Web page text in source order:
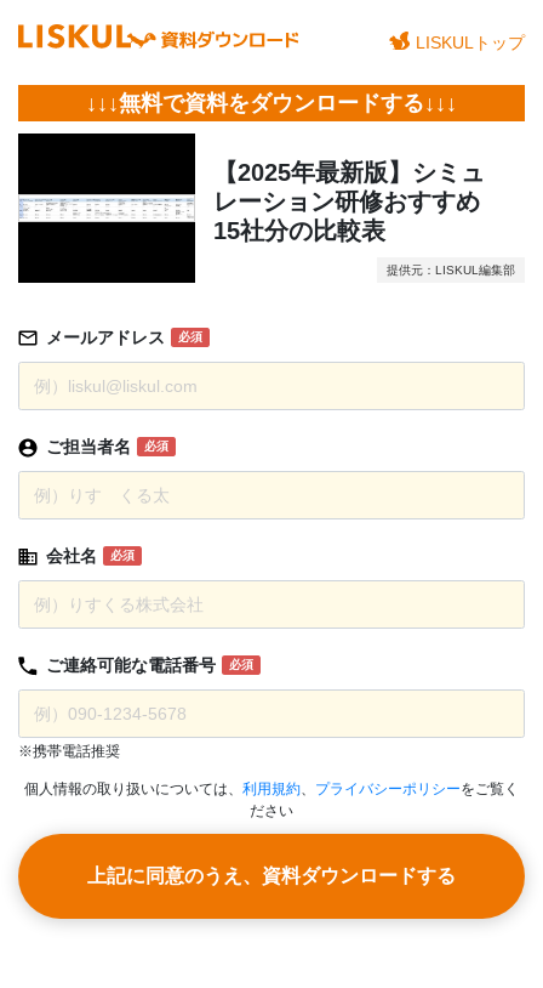
LISKULトップ
↓↓↓無料で資料をダウンロードする↓↓↓
【2025年最新版】シミュ
レーション研修おすすめ
15社分の比較表
提供元：LISKUL編集部
メールアドレス 必須
ご担当者名 必須
会社名 必須
ご連絡可能な電話番号 必須
※携帯電話推奨
個人情報の取り扱いについては、 利用規約、 プライバシーポリシーをご覧く
ださい
上記に同意のうえ、資料ダウンロードする